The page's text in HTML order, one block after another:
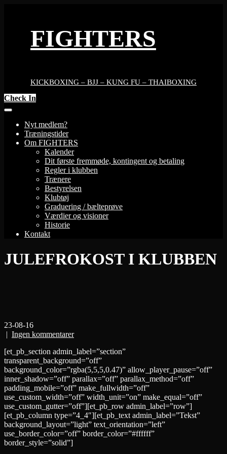
FIGHTERS
KICKBOXING – BJJ – KUNG FU – THAIBOXING
Check In
Nyt medlem?
Træningstider
Om FIGHTERS
Kalender
Dit første fremmøde, kontingent og betaling
Regler i klubben
Trænere
Bestyrelsen
Klubtøj
Graduering / bælteprøve
Værdier og visioner
Historie
Kontakt
JULEFROKOST I KLUBBEN
23-08-16
| Ingen kommentarer
[et_pb_section admin_label=”section”
transparent_background=”off”
background_color=”rgba(5,5,5,0.47)” allow_player_pause=”off”
inner_shadow=”off” parallax=”off” parallax_method=”off”
padding_mobile=”off” make_fullwidth=”off”
use_custom_width=”off” width_unit=”on” make_equal=”off”
use_custom_gutter=”off”][et_pb_row admin_label=”row”]
[et_pb_column type=”4_4″][et_pb_text admin_label=”Tekst”
background_layout=”light” text_orientation=”left”
use_border_color=”off” border_color=”#ffffff”
border_style=”solid”]